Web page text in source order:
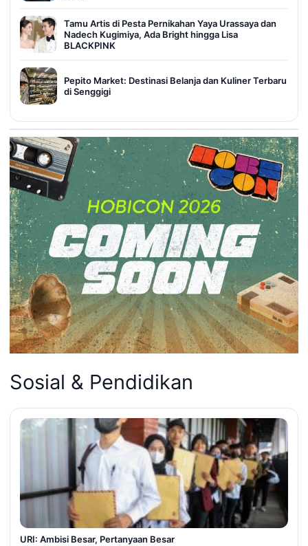
Tamu Artis di Pesta Pernikahan Yaya Urassaya dan
Nadech Kugimiya, Ada Bright hingga Lisa
BLACKPINK
Pepito Market: Destinasi Belanja dan Kuliner Terbaru
di Senggigi
Sosial & Pendidikan
URI: Ambisi Besar, Pertanyaan Besar